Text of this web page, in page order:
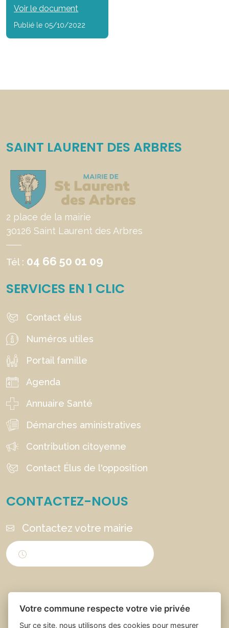
Voir le document
Publié le 05/10/2022
SAINT LAURENT DES ARBRES
2 place de la mairie
30126 Saint Laurent des Arbres
Tél : 04 66 50 01 09
SERVICES EN 1 CLIC
Contact élus
Numéros utiles
Portail famille
Agenda
Annuaire Santé
Démarches aministratives
Contribution citoyenne
Contact Élus de l'opposition
CONTACTEZ-NOUS
Contactez votre mairie
Votre commune respecte votre vie privée
Sur ce site, nous utilisons des cookies pour mesurer